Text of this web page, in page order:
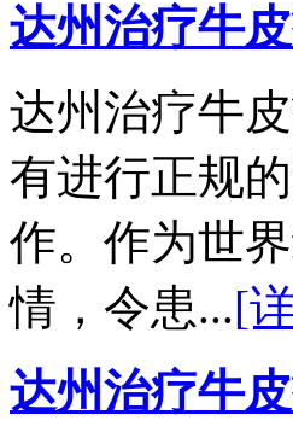
达州治疗牛
达州治疗牛
有进行正规
作。作为世
情，令患...[
达州治疗牛